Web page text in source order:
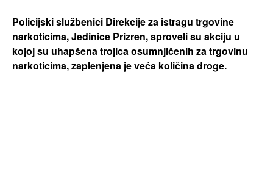
Policijski službenici Direkcije za istragu trgovine
narkoticima, Jedinice Prizren, sproveli su akciju u
kojoj su uhapšena trojica osumnjičenih za trgovinu
narkoticima, zaplenjena je veća količina droge.